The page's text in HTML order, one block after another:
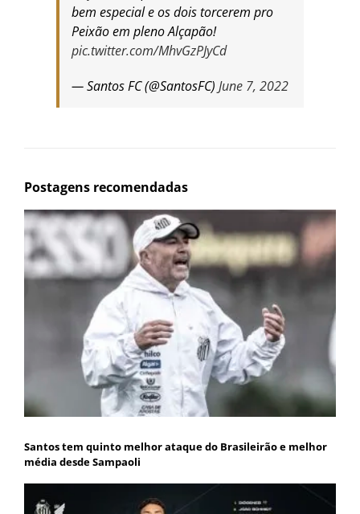
bem especial e os dois torcerem pro
Peixão em pleno Alçapão!
pic.twitter.com/MhvGzPJyCd
— Santos FC (@SantosFC) June 7, 2022
Postagens recomendadas
Santos tem quinto melhor ataque do Brasileirão e melhor
média desde Sampaoli